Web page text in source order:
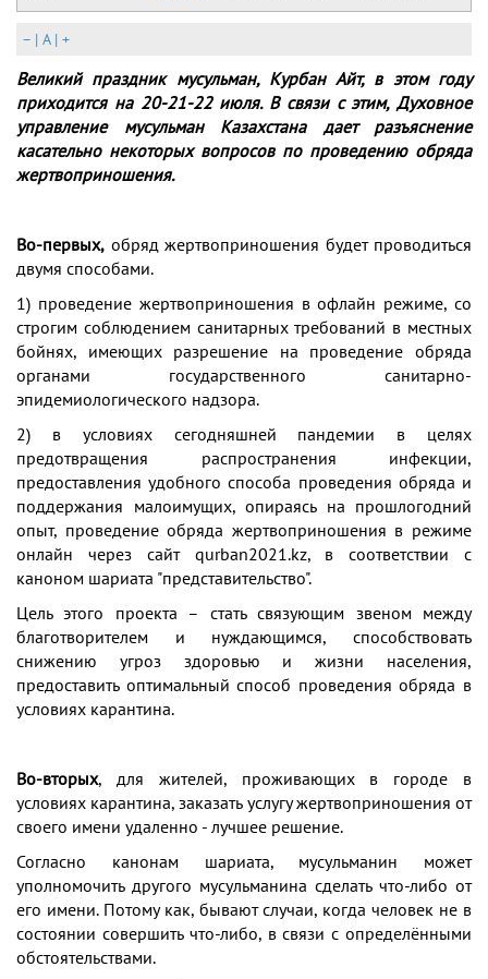
– | A| +
Великий праздник мусульман, Курбан Айт, в этом году
приходится на 20-21-22 июля. В связи с этим, Духовное
управление мусульман Казахстана дает разъяснение
касательно некоторых вопросов по проведению обряда
жертвоприношения.
Во-первых, обряд жертвоприношения будет проводиться
двумя способами.
1) проведение жертвоприношения в офлайн режиме, со
строгим соблюдением санитарных требований в местных
бойнях, имеющих разрешение на проведение обряда
органами государственного санитарно-
эпидемиологического надзора.
2) в условиях сегодняшней пандемии в целях
предотвращения распространения инфекции,
предоставления удобного способа проведения обряда и
поддержания малоимущих, опираясь на прошлогодний
опыт, проведение обряда жертвоприношения в режиме
онлайн через сайт qurban2021.kz, в соответствии с
каноном шариата "представительство".
Цель этого проекта – стать связующим звеном между
благотворителем и нуждающимся, способствовать
снижению угроз здоровью и жизни населения,
предоставить оптимальный способ проведения обряда в
условиях карантина.
Во-вторых, для жителей, проживающих в городе в
условиях карантина, заказать услугу жертвоприношения от
своего имени удаленно - лучшее решение.
Согласно канонам шариата, мусульманин может
уполномочить другого мусульманина сделать что-либо от
его имени. Потому как, бывают случаи, когда человек не в
состоянии совершить что-либо, в связи с определёнными
обстоятельствами.